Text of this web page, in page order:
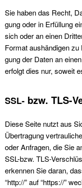
Sie haben das Recht,
gung oder in Erfül­lung
sich oder an einen
For­mat aushändi­gen
gung der Dat­en an
erfol­gt dies nur, soweit
SSL- bzw. TLS-
Diese Seite nutzt aus
Über­tra­gung
oder Anfra­gen, die Sie
SSL-bzw. TLS-
erken­nen Sie daran,
“http://” auf “https://”